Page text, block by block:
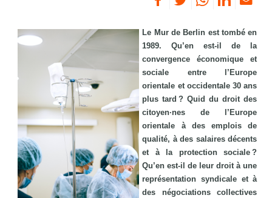
Le Mur de Berlin est tombé en
1989. Qu’en est-il de la
convergence économique et
sociale entre l’Europe
orientale et occidentale 30 ans
plus tard ? Quid du droit des
citoyen·nes de l’Europe
orientale à des emplois de
qualité, à des salaires décents
et à la protection sociale ?
Qu’en est-il de leur droit à une
représentation syndicale et à
des négociations collectives